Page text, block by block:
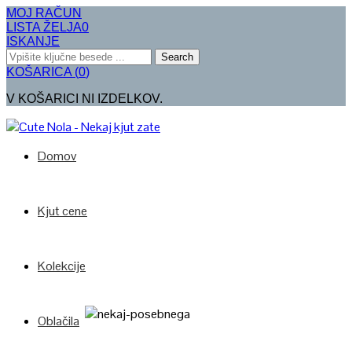
MOJ RAČUN
LISTA ŽELJA0
ISKANJE
Search
KOŠARICA (0)
V KOŠARICI NI IZDELKOV.
Domov
Kjut cene
Kolekcije
Oblačila